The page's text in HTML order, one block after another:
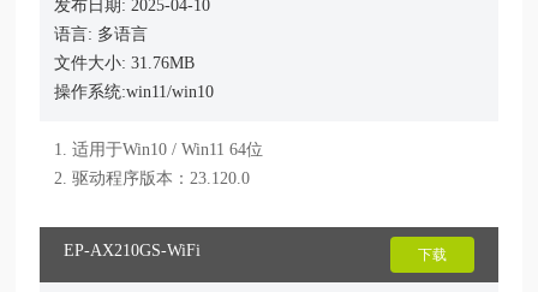
发布日期: 2025-04-10
语言: 多语言
文件大小: 31.76MB
操作系统:win11/win10
1. 适用于Win10 / Win11 64位
2. 驱动程序版本：23.120.0
EP-AX210GS-WiFi 下载